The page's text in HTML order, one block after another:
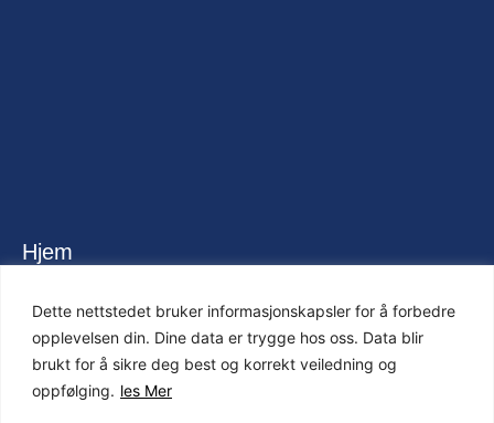
Dette nettstedet bruker informasjonskapsler for å forbedre
opplevelsen din. Dine data er trygge hos oss. Data blir
brukt for å sikre deg best og korrekt veiledning og
oppfølging. les Mer
Hjem
Tjenester
Våre Ansatte
Info Til Dyreiere